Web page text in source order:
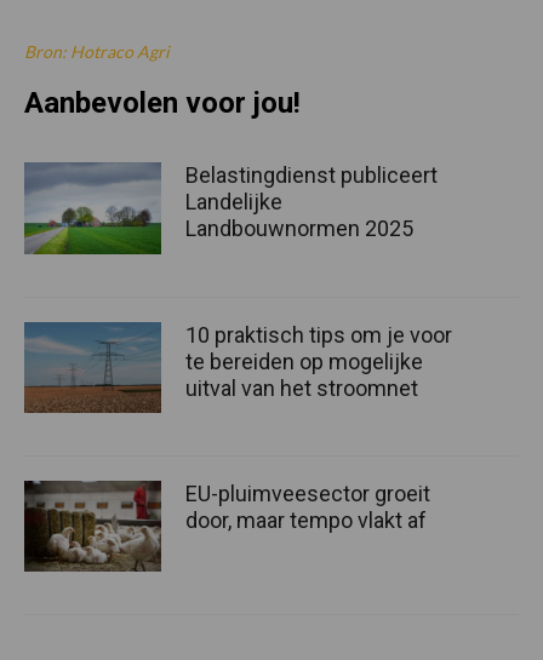
Bron: Hotraco Agri
Aanbevolen voor jou!
Belastingdienst publiceert
Landelijke
Landbouwnormen 2025
10 praktisch tips om je voor
te bereiden op mogelijke
uitval van het stroomnet
EU-pluimveesector groeit
door, maar tempo vlakt af